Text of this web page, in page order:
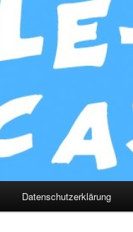
Datenschutzerklärung